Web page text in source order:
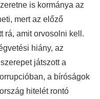
is kormánya az
mert az előző
rá, amit orvosolni kell.
hiány, az
játszott a
a bíróságok
hitelét rontó